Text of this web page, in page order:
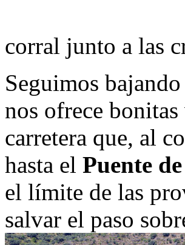
corral junto a las
Seguimos
nos ofrece
carretera que, al
hasta el Puente
el límite de las
salvar el paso